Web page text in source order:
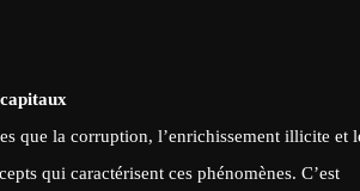
que la corruption, l’enrichissement illicite et
qui caractérisent ces phénomènes. C’est